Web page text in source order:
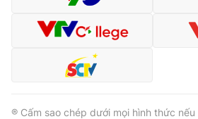
® Cấm sao chép dưới mọi hình thức